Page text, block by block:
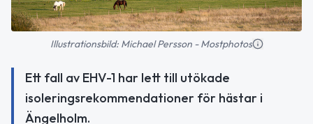
Illustrationsbild: Michael Persson - Mostphotos
Ett fall av EHV-1 har lett till utökade
isoleringsrekommendationer för hästar i
Ängelholm.